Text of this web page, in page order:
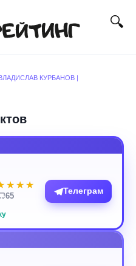
ВЛАДИСЛАВ КУРБАНОВ |
65
Телеграм